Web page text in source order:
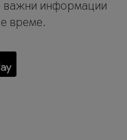
важни информации
време.